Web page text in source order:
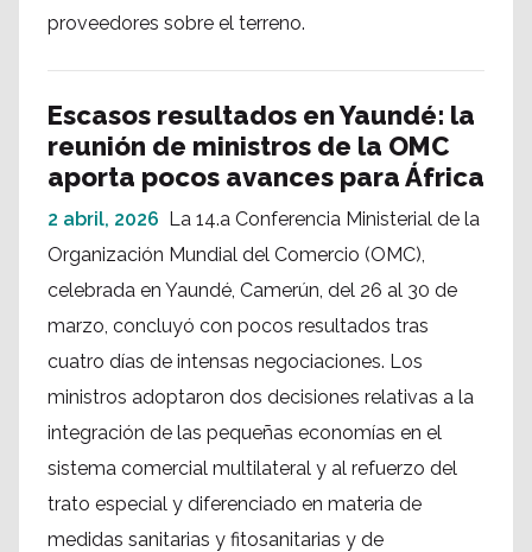
proveedores sobre el terreno.
Escasos resultados en Yaundé: la
reunión de ministros de la OMC
aporta pocos avances para África
2 abril, 2026 La 14.a Conferencia Ministerial de la
Organización Mundial del Comercio (OMC),
celebrada en Yaundé, Camerún, del 26 al 30 de
marzo, concluyó con pocos resultados tras
cuatro días de intensas negociaciones. Los
ministros adoptaron dos decisiones relativas a la
integración de las pequeñas economías en el
sistema comercial multilateral y al refuerzo del
trato especial y diferenciado en materia de
medidas sanitarias y fitosanitarias y de